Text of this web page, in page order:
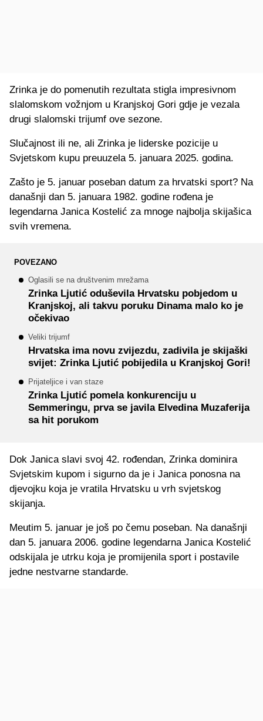
Zrinka je do pomenutih rezultata stigla impresivnom
slalomskom vožnjom u Kranjskoj Gori gdje je vezala
drugi slalomski trijumf ove sezone.
Slučajnost ili ne, ali Zrinka je liderske pozicije u
Svjetskom kupu preuuzela 5. januara 2025. godina.
Zašto je 5. januar poseban datum za hrvatski sport? Na
današnji dan 5. januara 1982. godine rođena je
legendarna Janica Kostelić za mnoge najbolja skijašica
svih vremena.
POVEZANO
Oglasili se na društvenim mrežama
Zrinka Ljutić oduševila Hrvatsku pobjedom u
Kranjskoj, ali takvu poruku Dinama malo ko je
očekivao
Veliki trijumf
Hrvatska ima novu zvijezdu, zadivila je skijaški
svijet: Zrinka Ljutić pobijedila u Kranjskoj Gori!
Prijateljice i van staze
Zrinka Ljutić pomela konkurenciju u
Semmeringu, prva se javila Elvedina Muzaferija
sa hit porukom
Dok Janica slavi svoj 42. rođendan, Zrinka dominira
Svjetskim kupom i sigurno da je i Janica ponosna na
djevojku koja je vratila Hrvatsku u vrh svjetskog
skijanja.
Meutim 5. januar je još po čemu poseban. Na današnji
dan 5. januara 2006. godine legendarna Janica Kostelić
odskijala je utrku koja je promijenila sport i postavile
jedne nestvarne standarde.